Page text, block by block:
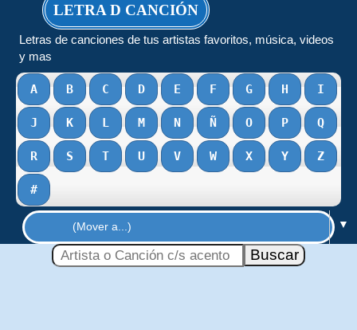
LETRA D CANCIÓN
Letras de canciones de tus artistas favoritos, música, videos
y mas
A B C D E F G H I
J K L M N Ñ O P Q
R S T U V W X Y Z
#
▼